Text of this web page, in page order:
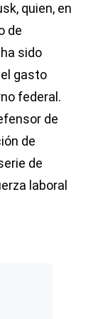
quien, en
de
sido
gasto
federal.
de
de
de
laboral